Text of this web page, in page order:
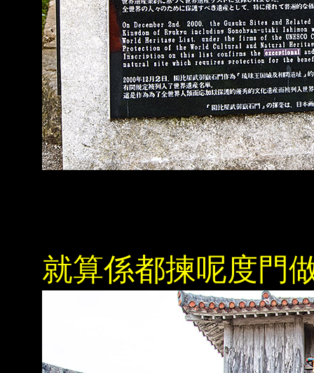
就算係都揀呢度門